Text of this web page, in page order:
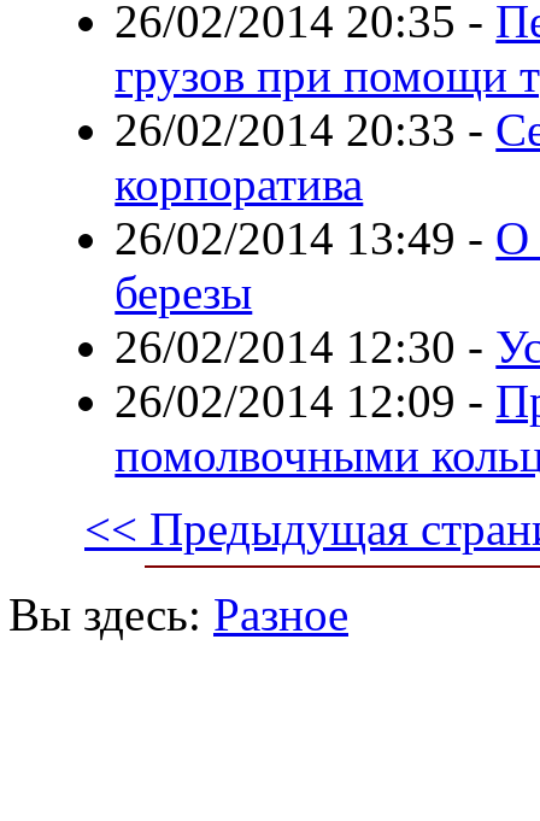
26/02/2014 20:35 -
грузов при помощи
26/02/2014 20:33 -
корпоратива
26/02/2014 13:49 - О
березы
26/02/2014 12:30 -
26/02/2014 12:09 -
помолвочными
<< Предыдущая
Вы здесь: Разное